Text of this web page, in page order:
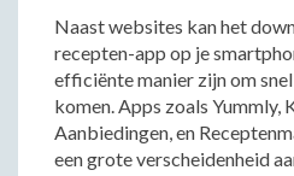
Naast websites kan het
recepten-app op je
efficiënte manier zijn om
komen. Apps zoals Yummly,
Aanbiedingen, en
een grote verscheidenheid